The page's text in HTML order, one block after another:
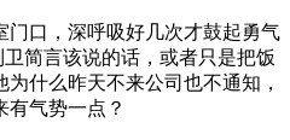
口，深呼吸好几次才鼓起勇气
简言该说的话，或者只是把饭
什么昨天不来公司也不通知，
有气势一点？